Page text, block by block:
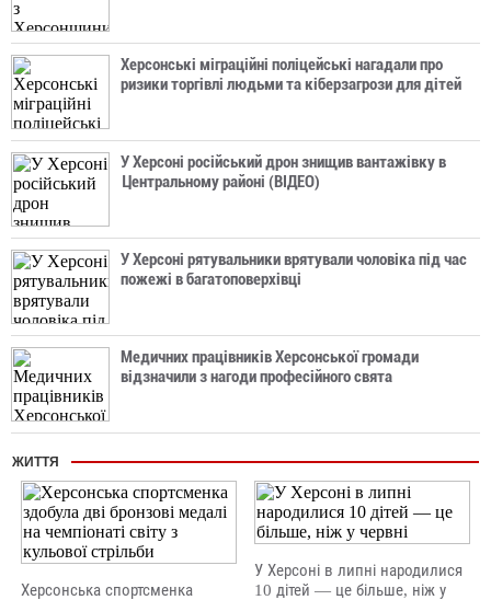
Херсонські міграційні поліцейські нагадали про
ризики торгівлі людьми та кіберзагрози для дітей
У Херсоні російський дрон знищив вантажівку в
Центральному районі (ВІДЕО)
У Херсоні рятувальники врятували чоловіка під час
пожежі в багатоповерхівці
Медичних працівників Херсонської громади
відзначили з нагоди професійного свята
ЖИТТЯ
Херсонська спортсменка
У Херсоні в липні народилися
10 дітей — це більше, ніж у